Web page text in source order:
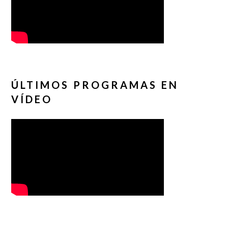
ÚLTIMOS PROGRAMAS EN
VÍDEO